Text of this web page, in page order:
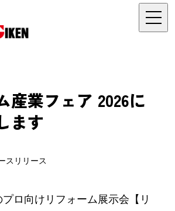
産業フェア 2026に
ます
スリリース
ロ向けリフォーム展示会【リ